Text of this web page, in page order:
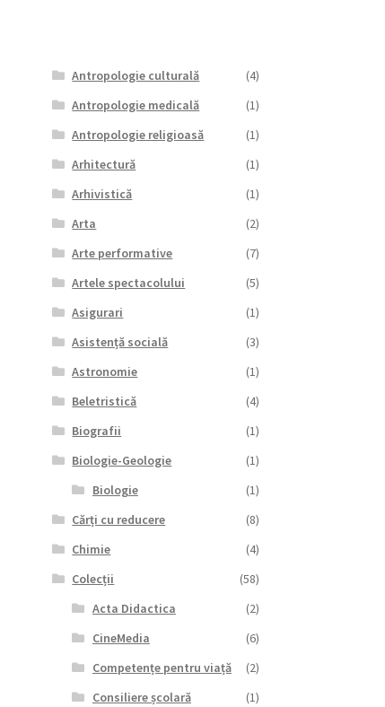
Antropologie culturală
(4)
Antropologie medicală
(1)
Antropologie religioasă
(1)
Arhitectură
(1)
Arhivistică
(1)
Arta
(2)
Arte performative
(7)
Artele spectacolului
(5)
Asigurari
(1)
Asistență socială
(3)
Astronomie
(1)
Beletristică
(4)
Biografii
(1)
Biologie-Geologie
(1)
Biologie
(1)
Cărți cu reducere
(8)
Chimie
(4)
Colecții
(58)
Acta Didactica
(2)
CineMedia
(6)
Competențe pentru viață
(2)
Consiliere școlară
(1)